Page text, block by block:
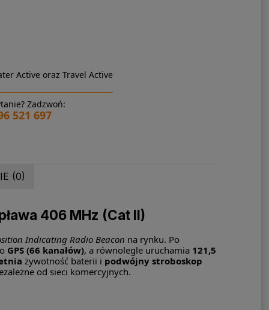
Active oraz Travel Active
Zadzwoń:
521 697
(0)
406 MHz (Cat II)
Indicating Radio Beacon na rynku. Po
GPS (66 kanałów), a równolegle uruchamia 121,5
żywotność baterii i podwójny stroboskop
od sieci komercyjnych.